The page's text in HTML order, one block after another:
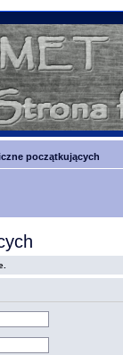
początkujących